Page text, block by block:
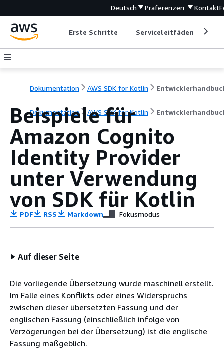
Deutsch Präferenzen Kontakt
Erste Schritte Serviceleitfäden
Dokumentation AWS SDK for Kotlin
Dokumentation AWS SDK for Kotlin
Beispiele für
Amazon Cognito
Identity Provider
unter Verwendung
von SDK für Kotlin
PDF RSS Markdown Fokusmodus
Auf dieser Seite
Die vorliegende Übersetzung wurde maschinell erstellt.
Im Falle eines Konflikts oder eines Widerspruchs
zwischen dieser übersetzten Fassung und der
englischen Fassung (einschließlich infolge von
Verzögerungen bei der Übersetzung) ist die englische
Fassung maßgeblich.